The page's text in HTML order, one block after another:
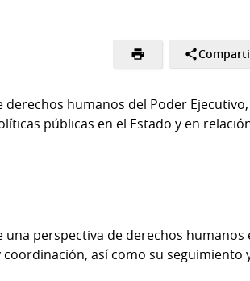
humanos del Poder Ejecutivo,
públicas en el Estado y en
perspectiva de derechos humanos
así como su seguimiento